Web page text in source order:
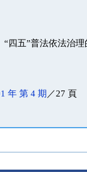
“四五”普法依法治
年 第 4 期 ／27 頁